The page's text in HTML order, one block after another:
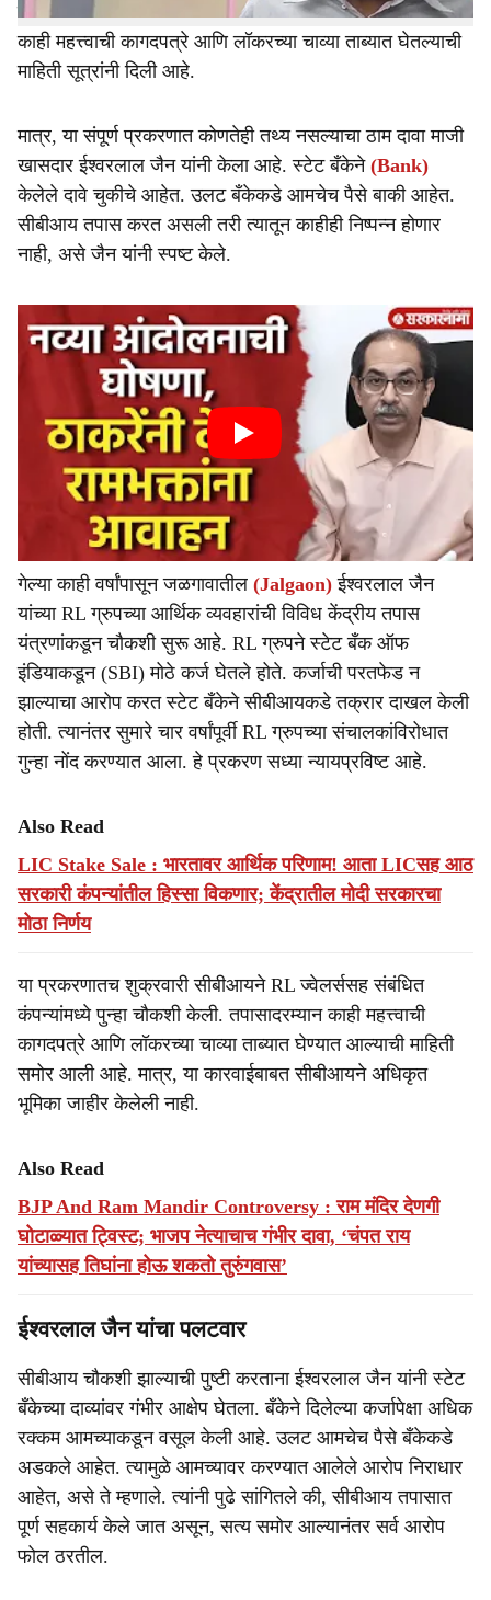
शुक्रवारी सीबीआयच्या पथकाने संबंधित कंपन्यांची चौकशी करत
काही महत्त्वाची कागदपत्रे आणि लॉकरच्या चाव्या ताब्यात घेतल्याची
माहिती सूत्रांनी दिली आहे.
मात्र, या संपूर्ण प्रकरणात कोणतेही तथ्य नसल्याचा ठाम दावा माजी
खासदार ईश्वरलाल जैन यांनी केला आहे. स्टेट बँकेने (Bank)
केलेले दावे चुकीचे आहेत. उलट बँकेकडे आमचेच पैसे बाकी आहेत.
सीबीआय तपास करत असली तरी त्यातून काहीही निष्पन्न होणार
नाही, असे जैन यांनी स्पष्ट केले.
गेल्या काही वर्षांपासून जळगावातील (Jalgaon) ईश्वरलाल जैन
यांच्या RL ग्रुपच्या आर्थिक व्यवहारांची विविध केंद्रीय तपास
यंत्रणांकडून चौकशी सुरू आहे. RL ग्रुपने स्टेट बँक ऑफ
इंडियाकडून (SBI) मोठे कर्ज घेतले होते. कर्जाची परतफेड न
झाल्याचा आरोप करत स्टेट बँकेने सीबीआयकडे तक्रार दाखल केली
होती. त्यानंतर सुमारे चार वर्षांपूर्वी RL ग्रुपच्या संचालकांविरोधात
गुन्हा नोंद करण्यात आला. हे प्रकरण सध्या न्यायप्रविष्ट आहे.
Also Read
LIC Stake Sale : भारतावर आर्थिक परिणाम! आता LICसह आठ
सरकारी कंपन्यांतील हिस्सा विकणार; केंद्रातील मोदी सरकारचा
मोठा निर्णय
या प्रकरणातच शुक्रवारी सीबीआयने RL ज्वेलर्ससह संबंधित
कंपन्यांमध्ये पुन्हा चौकशी केली. तपासादरम्यान काही महत्त्वाची
कागदपत्रे आणि लॉकरच्या चाव्या ताब्यात घेण्यात आल्याची माहिती
समोर आली आहे. मात्र, या कारवाईबाबत सीबीआयने अधिकृत
भूमिका जाहीर केलेली नाही.
Also Read
BJP And Ram Mandir Controversy : राम मंदिर देणगी
घोटाळ्यात ट्विस्ट; भाजप नेत्याचाच गंभीर दावा, ‘चंपत राय
यांच्यासह तिघांना होऊ शकतो तुरुंगवास’
ईश्वरलाल जैन यांचा पलटवार
सीबीआय चौकशी झाल्याची पुष्टी करताना ईश्वरलाल जैन यांनी स्टेट
बँकेच्या दाव्यांवर गंभीर आक्षेप घेतला. बँकेने दिलेल्या कर्जापेक्षा अधिक
रक्कम आमच्याकडून वसूल केली आहे. उलट आमचेच पैसे बँकेकडे
अडकले आहेत. त्यामुळे आमच्यावर करण्यात आलेले आरोप निराधार
आहेत, असे ते म्हणाले. त्यांनी पुढे सांगितले की, सीबीआय तपासात
पूर्ण सहकार्य केले जात असून, सत्य समोर आल्यानंतर सर्व आरोप
फोल ठरतील.